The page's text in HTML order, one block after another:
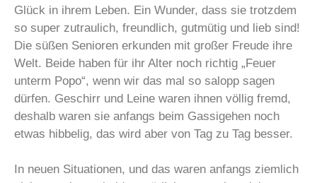
Glück in ihrem Leben. Ein Wunder, dass sie trotzdem
so super zutraulich, freundlich, gutmütig und lieb sind!
Die süßen Senioren erkunden mit großer Freude ihre
Welt. Beide haben für ihr Alter noch richtig „Feuer
unterm Popo“, wenn wir das mal so salopp sagen
dürfen. Geschirr und Leine waren ihnen völlig fremd,
deshalb waren sie anfangs beim Gassigehen noch
etwas hibbelig, das wird aber von Tag zu Tag besser.
In neuen Situationen, und das waren anfangs ziemlich